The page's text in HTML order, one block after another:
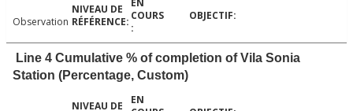
Observation
Line 4 Cumulative % of completion of Vila Sonia
Station (Percentage, Custom)